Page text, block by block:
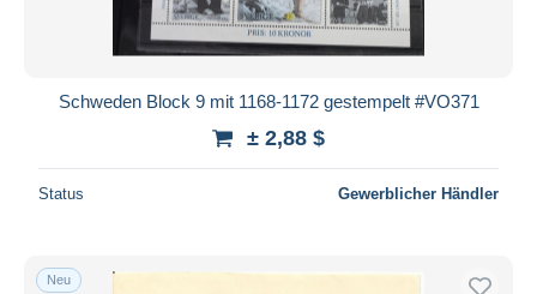
Schweden Block 9 mit 1168-1172 gestempelt #VO371
± 2,88 $
Status Gewerblicher Händler
Neu